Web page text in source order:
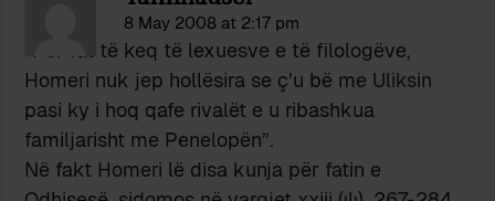
8 May 2008 at 2:17 pm
”Për fat të keq të lexuesve e të filologëve,
Homeri nuk jep hollësira se ç’u bë me Uliksin
pasi ky i hoq qafe rivalët e u ribashkua
familjarisht me Penelopën”.
Në fakt Homeri lë disa kunja për fatin e